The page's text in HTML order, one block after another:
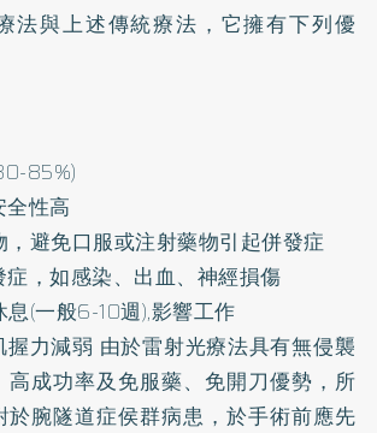
法與上述傳統療法，它擁有下列優
85%)
全性高
避免口服或注射藥物引起併發症
症，如感染、出血、神經損傷
(一般6-10週),影響工作
握力減弱 由於雷射光療法具有無侵襲
高成功率及免服藥、免開刀優勢，所
於腕隧道症侯群病患，於手術前應先